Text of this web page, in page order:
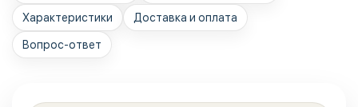
Характеристики Доставка и оплата
Вопрос-ответ